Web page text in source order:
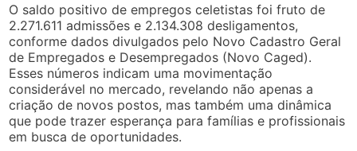
O saldo positivo de empregos celetistas foi fruto de
2.271.611 admissões e 2.134.308 desligamentos,
conforme dados divulgados pelo Novo Cadastro Geral
de Empregados e Desempregados (Novo Caged).
Esses números indicam uma movimentação
considerável no mercado, revelando não apenas a
criação de novos postos, mas também uma dinâmica
que pode trazer esperança para famílias e profissionais
em busca de oportunidades.